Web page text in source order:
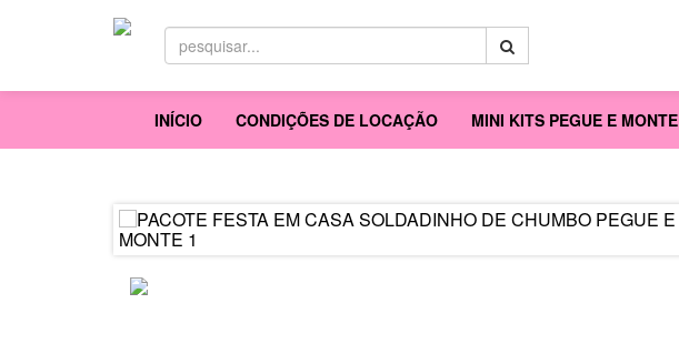
INÍCIO CONDIÇÕES DE LOCAÇÃO MINI KITS PEGUE E MONTE